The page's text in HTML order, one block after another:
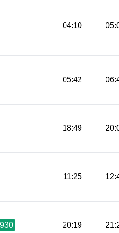
04:10
05:42
18:49
11:25
20:19